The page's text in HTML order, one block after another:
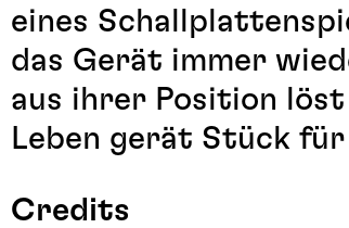
eines
das Gerät immer
aus ihrer Position
Leben gerät Stück
Credits